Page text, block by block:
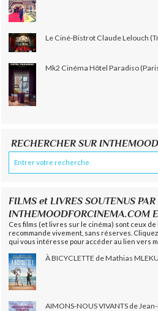
Le Ciné-Bistrot Claude Lelouch
Mk2 Cinéma Hôtel Paradiso
RECHERCHER SUR
FILMS et LIVRES SOUTENUS PAR
INTHEMOODFORCINEMA.COM
Ces films (et livres sur le cinéma) sont ceux
recommande vivement, sans réserves.
qui vous intéresse pour accéder au lien vers
À BICYCLETTE de Mathias
AIMONS-NOUS VIVANTS de